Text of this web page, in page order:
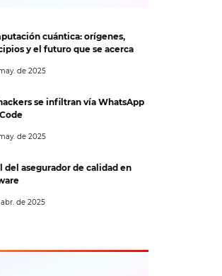
cuántica: orígenes,
y el futuro que se acerca
de 2025
se infiltran vía WhatsApp
de 2025
del asegurador de calidad en
abr. de 2025